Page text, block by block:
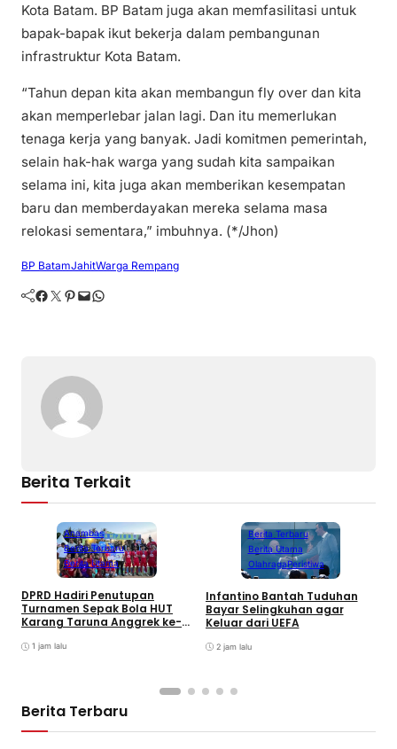
Kota Batam. BP Batam juga akan memfasilitasi untuk
bapak-bapak ikut bekerja dalam pembangunan
infrastruktur Kota Batam.
“Tahun depan kita akan membangun fly over dan kita
akan memperlebar jalan lagi. Dan itu memerlukan
tenaga kerja yang banyak. Jadi komitmen pemerintah,
selain hak-hak warga yang sudah kita sampaikan
selama ini, kita juga akan memberikan kesempatan
baru dan memberdayakan mereka selama masa
relokasi sementara,” imbuhnya. (*/Jhon)
BP BatamJahitWarga Rempang
Facebook Twitter Pinterest Mail WhatsApp
Berita Terkait
Anambas
Berita Terbaru
Berita Utama
DPRD Hadiri Penutupan
Turnamen Sepak Bola HUT
Karang Taruna Anggrek ke-
1 jam lalu
Berita Terbaru
Berita Utama
OlahragaPeristiwa
Infantino Bantah Tuduhan
Bayar Selingkuhan agar
Keluar dari UEFA
2 jam lalu
Berita Terbaru